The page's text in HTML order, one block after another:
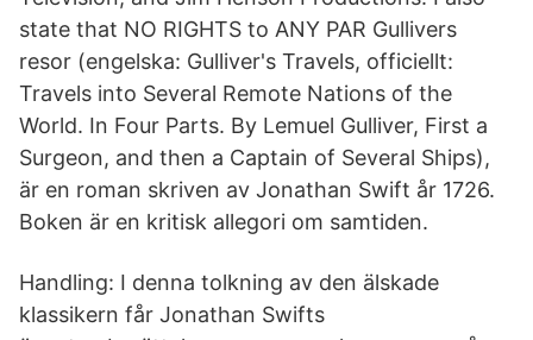
state that NO RIGHTS to ANY PAR Gullivers
resor (engelska: Gulliver's Travels, officiellt:
Travels into Several Remote Nations of the
World. In Four Parts. By Lemuel Gulliver, First a
Surgeon, and then a Captain of Several Ships),
är en roman skriven av Jonathan Swift år 1726.
Boken är en kritisk allegori om samtiden.
Handling: I denna tolkning av den älskade
klassikern får Jonathan Swifts